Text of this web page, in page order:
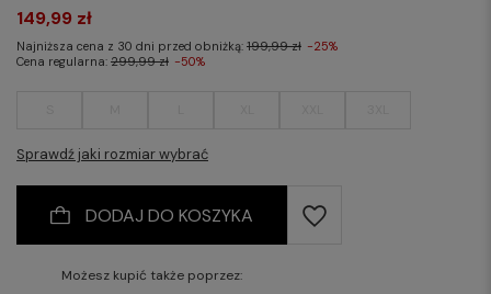
Sprawdź jaki rozmiar wybrać
149,99 zł
Najniższa cena z 30 dni przed obniżką: 199,99 zł -25%
Cena regularna: 299,99 zł -50%
DODAJ DO KOSZYKA
Możesz kupić także poprzez: